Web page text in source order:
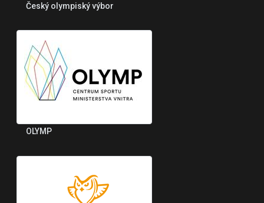
Český olympiský výbor
OLYMP